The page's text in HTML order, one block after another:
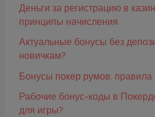
Деньги за регистрацию в
принципы начисления
Актуальные бонусы без
новичкам?
Бонусы покер румов: правила
Рабочие бонус-коды в
для игры?